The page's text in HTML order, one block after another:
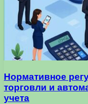
Нормативное
торговли и
учета